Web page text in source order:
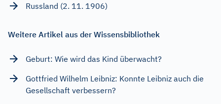
Russland (2. 11. 1906)
Weitere Artikel aus der Wissensbibliothek
Geburt: Wie wird das Kind überwacht?
Gottfried Wilhelm Leibniz: Konnte Leibniz auch die
Gesellschaft verbessern?